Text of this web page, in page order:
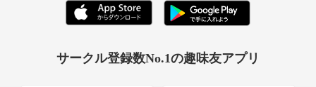
サークル登録数No.1の趣味友アプリ